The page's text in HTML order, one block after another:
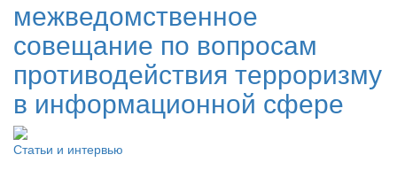
межведомственное
совещание по вопросам
противодействия терроризму
в информационной сфере
Статьи и интервью